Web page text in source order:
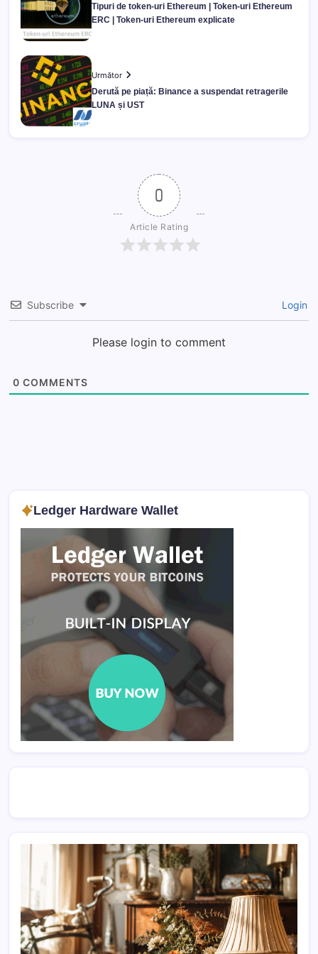
Tipuri de token-uri Ethereum | Token-uri Ethereum
ERC | Token-uri Ethereum explicate
Următor
Derută pe piață: Binance a suspendat retragerile
LUNA și UST
0
Article Rating
Subscribe Login
Please login to comment
0 COMMENTS
Ledger Hardware Wallet